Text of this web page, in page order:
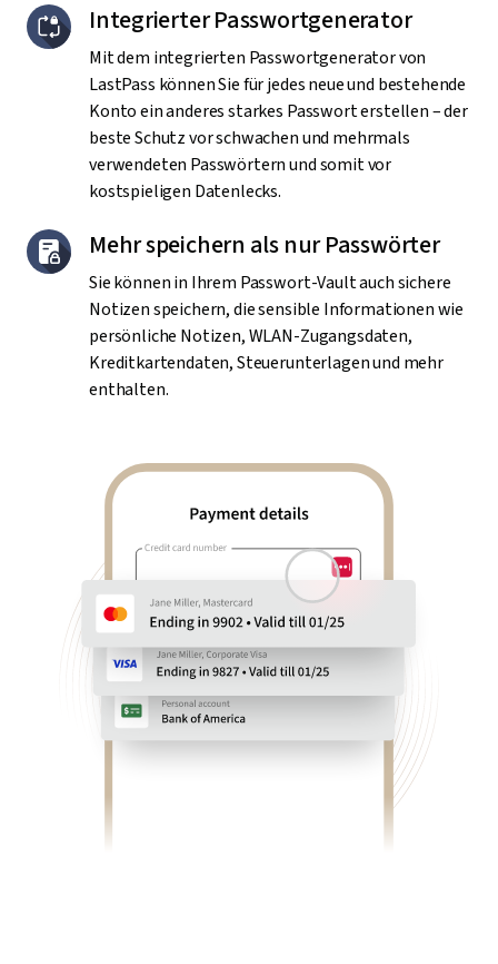
Integrierter Passwortgenerator
Mit dem integrierten Passwortgenerator von
LastPass können Sie für jedes neue und bestehende
Konto ein anderes starkes Passwort erstellen – der
beste Schutz vor schwachen und mehrmals
verwendeten Passwörtern und somit vor
kostspieligen Datenlecks.
Mehr speichern als nur Passwörter
Sie können in Ihrem Passwort-Vault auch sichere
Notizen speichern, die sensible Informationen wie
persönliche Notizen, WLAN-Zugangsdaten,
Kreditkartendaten, Steuerunterlagen und mehr
enthalten.